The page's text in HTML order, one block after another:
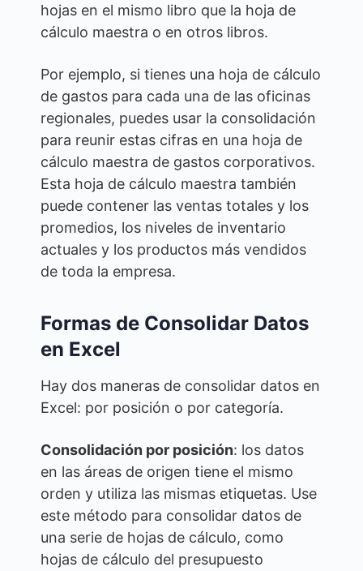
hojas en el mismo libro que la hoja de
cálculo maestra o en otros libros.
Por ejemplo, si tienes una hoja de cálculo
de gastos para cada una de las oficinas
regionales, puedes usar la consolidación
para reunir estas cifras en una hoja de
cálculo maestra de gastos corporativos.
Esta hoja de cálculo maestra también
puede contener las ventas totales y los
promedios, los niveles de inventario
actuales y los productos más vendidos
de toda la empresa.
Formas de Consolidar Datos
en Excel
Hay dos maneras de consolidar datos en
Excel: por posición o por categoría.
Consolidación por posición: los datos
en las áreas de origen tiene el mismo
orden y utiliza las mismas etiquetas. Use
este método para consolidar datos de
una serie de hojas de cálculo, como
hojas de cálculo del presupuesto